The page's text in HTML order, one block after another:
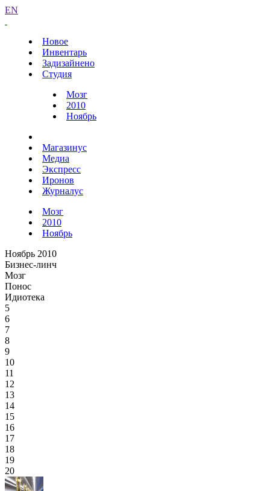
EN
Новое
Инвентарь
Задизайнено
Студия
Мозг
2010
Ноябрь
Магазинус
Медиа
Экспресс
Иронов
Журналус
Мозг
2010
Ноябрь
Ноябрь 2010
Бизнес-линч
Мозг
Понос
Идиотека
5
6
7
8
9
10
11
12
13
14
15
16
17
18
19
20